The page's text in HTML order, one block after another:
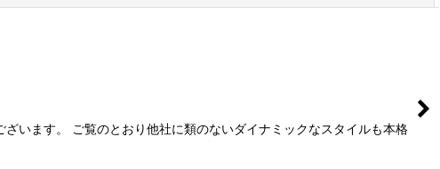
います。 ご覧のとおり他社に類のないダイナミックなスタイルも本格